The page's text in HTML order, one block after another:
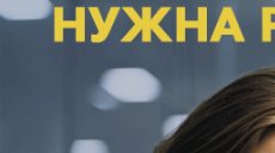
07.08.2026